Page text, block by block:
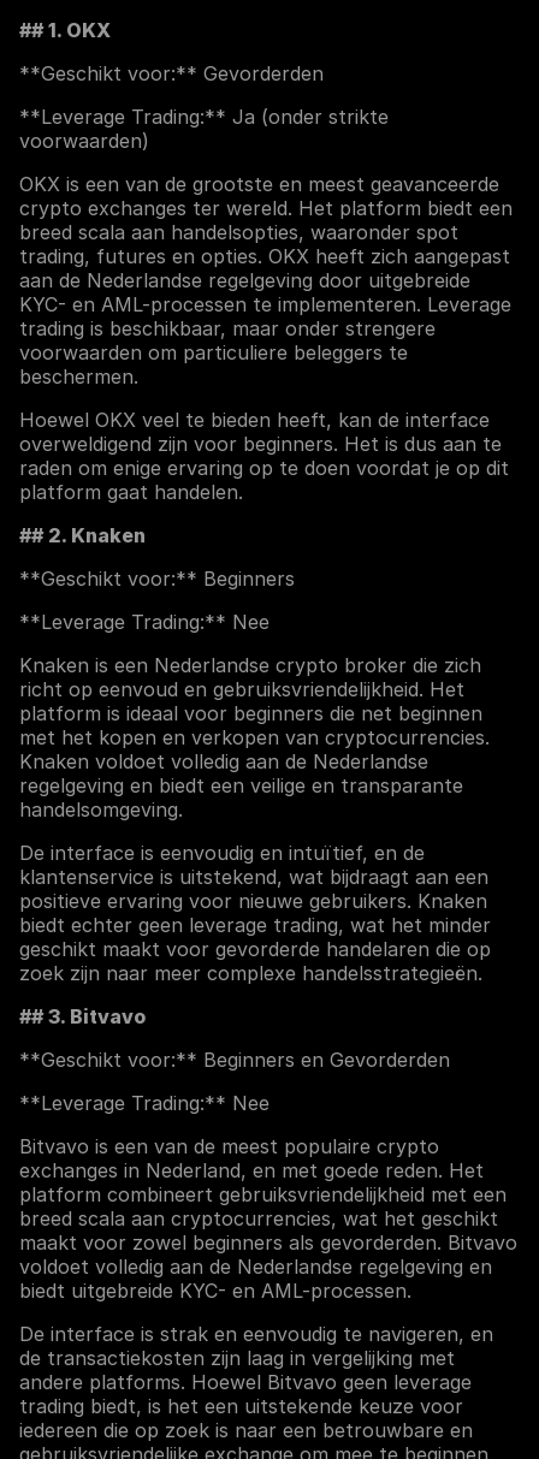
## 1. OKX
**Geschikt voor:** Gevorderden
**Leverage Trading:** Ja (onder strikte
voorwaarden)
OKX is een van de grootste en meest geavanceerde
crypto exchanges ter wereld. Het platform biedt een
breed scala aan handelsopties, waaronder spot
trading, futures en opties. OKX heeft zich aangepast
aan de Nederlandse regelgeving door uitgebreide
KYC- en AML-processen te implementeren. Leverage
trading is beschikbaar, maar onder strengere
voorwaarden om particuliere beleggers te
beschermen.
Hoewel OKX veel te bieden heeft, kan de interface
overweldigend zijn voor beginners. Het is dus aan te
raden om enige ervaring op te doen voordat je op dit
platform gaat handelen.
## 2. Knaken
**Geschikt voor:** Beginners
**Leverage Trading:** Nee
Knaken is een Nederlandse crypto broker die zich
richt op eenvoud en gebruiksvriendelijkheid. Het
platform is ideaal voor beginners die net beginnen
met het kopen en verkopen van cryptocurrencies.
Knaken voldoet volledig aan de Nederlandse
regelgeving en biedt een veilige en transparante
handelsomgeving.
De interface is eenvoudig en intuïtief, en de
klantenservice is uitstekend, wat bijdraagt aan een
positieve ervaring voor nieuwe gebruikers. Knaken
biedt echter geen leverage trading, wat het minder
geschikt maakt voor gevorderde handelaren die op
zoek zijn naar meer complexe handelsstrategieën.
## 3. Bitvavo
**Geschikt voor:** Beginners en Gevorderden
**Leverage Trading:** Nee
Bitvavo is een van de meest populaire crypto
exchanges in Nederland, en met goede reden. Het
platform combineert gebruiksvriendelijkheid met een
breed scala aan cryptocurrencies, wat het geschikt
maakt voor zowel beginners als gevorderden. Bitvavo
voldoet volledig aan de Nederlandse regelgeving en
biedt uitgebreide KYC- en AML-processen.
De interface is strak en eenvoudig te navigeren, en
de transactiekosten zijn laag in vergelijking met
andere platforms. Hoewel Bitvavo geen leverage
trading biedt, is het een uitstekende keuze voor
iedereen die op zoek is naar een betrouwbare en
gebruiksvriendelijke exchange om mee te beginnen.